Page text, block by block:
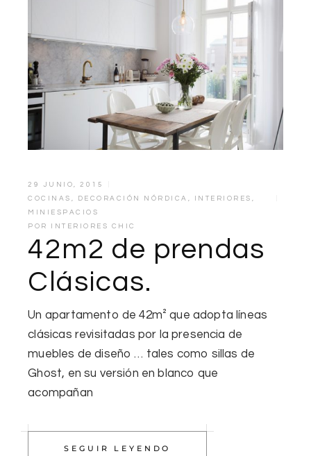
29 JUNIO, 2015
COCINAS , DECORACIÓN NÓRDICA , INTERIORES ,
MINIESPACIOS
POR
INTERIORES CHIC
42m2 de prendas
Clásicas.
Un apartamento de 42m² que adopta líneas
clásicas revisitadas por la presencia de
muebles de diseño … tales como sillas de
Ghost, en su versión en blanco que
acompañan
SEGUIR LEYENDO